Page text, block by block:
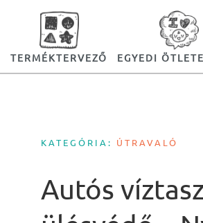
TERMÉKTERVEZŐ EGYEDI
KATEGÓRIA: ÚTRAVALÓ
Autós